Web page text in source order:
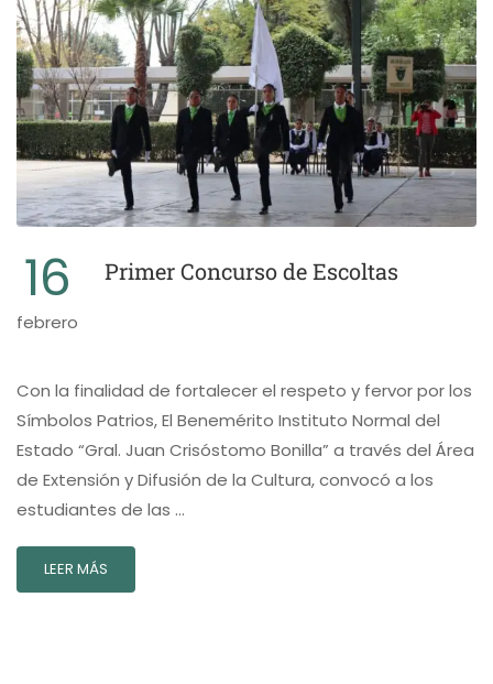
16
febrero
Primer Concurso de Escoltas
Con la finalidad de fortalecer el respeto y fervor por los
Símbolos Patrios, El Benemérito Instituto Normal del
Estado “Gral. Juan Crisóstomo Bonilla” a través del Área
de Extensión y Difusión de la Cultura, convocó a los
estudiantes de las …
LEER MÁS